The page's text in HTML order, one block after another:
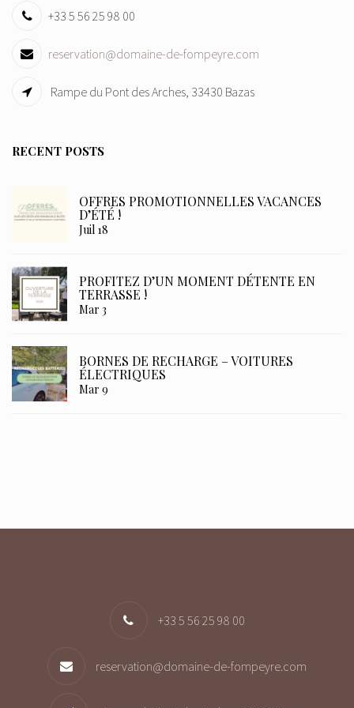
+33 5 56 25 98 00
reservation@domaine-de-fompeyre.com
Rampe du Pont des Arches, 33430 Bazas
RECENT POSTS
OFFRES PROMOTIONNELLES VACANCES
D’ÉTÉ !
Juil 18
PROFITEZ D’UN MOMENT DÉTENTE EN
TERRASSE !
Mar 3
BORNES DE RECHARGE – VOITURES
ÉLECTRIQUES
Mar 9
+33 5 56 25 98 00
reservation@domaine-de-fompeyre.com